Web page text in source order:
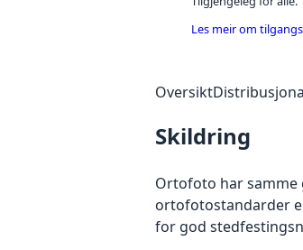
Les meir om
Oversikt
Skildring
Ortofoto har samme
ortofotostandarder
for god